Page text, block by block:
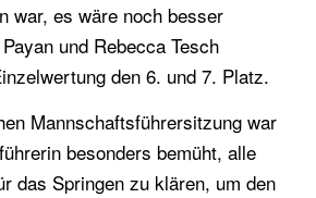
war, es wäre noch besser
und Rebecca Tesch
den 6. und 7. Platz.
Mannschaftsführersitzung war
besonders bemüht, alle
das Springen zu klären, um den